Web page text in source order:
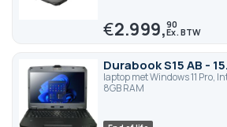
€2.999,90
Durabook S15 AB -
laptop met Windows 11 Pro,
8GB RAM